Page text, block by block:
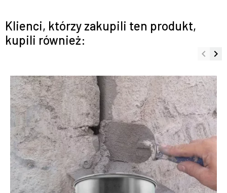
Klienci, którzy zakupili ten produkt,
kupili również:
keyboard_arrow_left keyboard_arrow_right